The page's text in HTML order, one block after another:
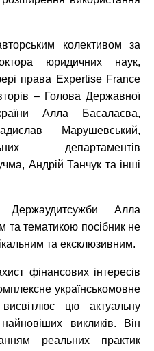
колективом за
юридичних наук,
права Expertise France
– Голова Державної
Алла Басалаєва,
Марушевський,
департаментів
Андрій Танчук та інші
Алла
та тематикою посібник не
та ексклюзивним.
фінансових інтересів
українськомовне
цю актуальну
викликів. Він
реальних практик